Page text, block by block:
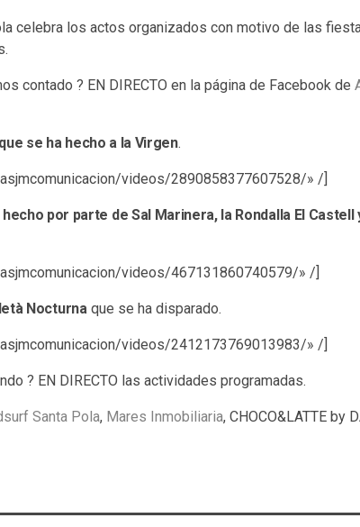
celebra los actos organizados con motivo de las
contado ? EN DIRECTO en la página de Facebook de
se ha hecho a la Virgen.
videos/2890858377607528/» /]
por parte de Sal Marinera, la Rondalla El Castell
videos/467131860740579/» /]
Nocturna que se ha disparado.
videos/2412173769013983/» /]
? EN DIRECTO las actividades programadas.
Santa Pola, Mares Inmobiliaria, CHOCO&LATTE by